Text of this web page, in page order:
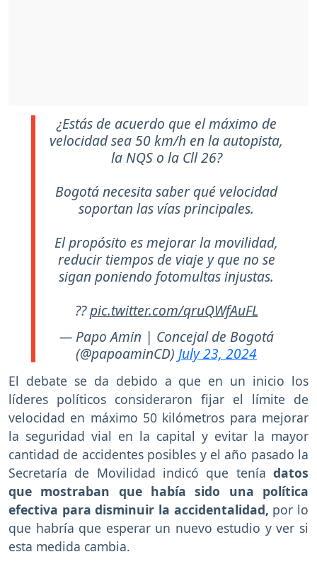
¿Estás de acuerdo que el máximo de
velocidad sea 50 km/h en la autopista,
la NQS o la Cll 26?
Bogotá necesita saber qué velocidad
soportan las vías principales.
El propósito es mejorar la movilidad,
reducir tiempos de viaje y que no se
sigan poniendo fotomultas injustas.
??pic.twitter.com/qruQWfAuFL
— Papo Amin | Concejal de Bogotá
(@papoaminCD) July 23, 2024
El debate se da debido a que en un inicio los
líderes políticos consideraron fijar el límite de
velocidad en máximo 50 kilómetros para mejorar
la seguridad vial en la capital y evitar la mayor
cantidad de accidentes posibles y el año pasado la
Secretaría de Movilidad indicó que tenía datos
que mostraban que había sido una política
efectiva para disminuir la accidentalidad, por lo
que habría que esperar un nuevo estudio y ver si
esta medida cambia.